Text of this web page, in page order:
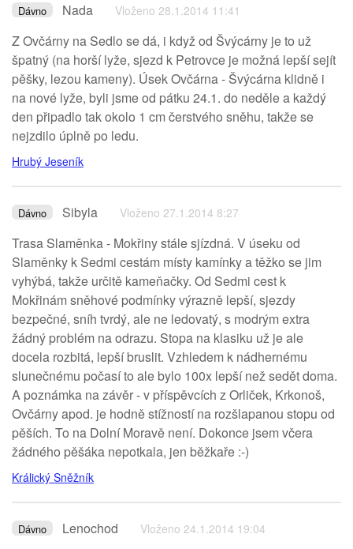
Dávno Nada Vloženo 28.1.2014 11:41
Z Ovčárny na Sedlo se dá, i když od Švýcárny je to už
špatný (na horší lyže, sjezd k Petrovce je možná lepší sejít
pěšky, lezou kameny). Úsek Ovčárna - Švýcárna klidně i
na nové lyže, byli jsme od pátku 24.1. do neděle a každý
den připadlo tak okolo 1 cm čerstvého sněhu, takže se
nejzdilo úplně po ledu.
Hrubý Jeseník
Dávno Sibyla Vloženo 27.1.2014 8:27
Trasa Slaměnka - Mokřiny stále sjízdná. V úseku od
Slaměnky k Sedmi cestám místy kamínky a těžko se jim
vyhýbá, takže určitě kameňačky. Od Sedmi cest k
Mokřinám sněhové podmínky výrazně lepší, sjezdy
bezpečné, sníh tvrdý, ale ne ledovatý, s modrým extra
žádný problém na odrazu. Stopa na klasiku už je ale
docela rozbitá, lepší bruslit. Vzhledem k nádhernému
slunečnému počasí to ale bylo 100x lepší než sedět doma.
A poznámka na závěr - v příspěvcích z Orliček, Krkonoš,
Ovčárny apod. je hodně stížností na rozšlapanou stopu od
pěších. To na Dolní Moravě není. Dokonce jsem včera
žádného pěšáka nepotkala, jen běžkaře :-)
Králický Sněžník
Dávno Lenochod Vloženo 24.1.2014 19:04